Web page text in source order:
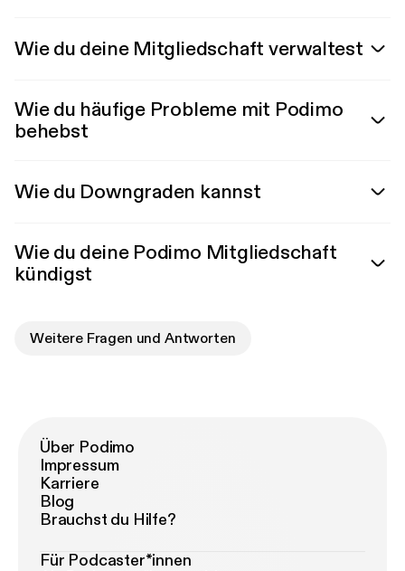
Wie du deine Mitgliedschaft verwaltest
Wie du häufige Probleme mit Podimo
behebst
Wie du Downgraden kannst
Wie du deine Podimo Mitgliedschaft
kündigst
Weitere Fragen und Antworten
Über Podimo
Impressum
Karriere
Blog
Brauchst du Hilfe?
Für Podcaster*innen